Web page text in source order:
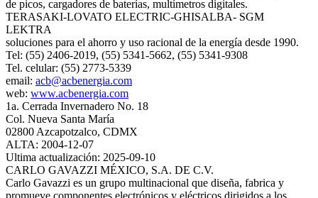
de picos, cargadores de baterías, multímetros digitales.
TERASAKI-LOVATO ELECTRIC-GHISALBA- SGM
LEKTRA
soluciones para el ahorro y uso racional de la energía desde 1990.
Tel: (55) 2406-2019, (55) 5341-5662, (55) 5341-9308
Tel. celular: (55) 2773-5339
email: acb@acbenergia.com
web: www.acbenergia.com
1a. Cerrada Invernadero No. 18
Col. Nueva Santa María
02800 Azcapotzalco, CDMX
ALTA: 2004-12-07
Ultima actualización: 2025-09-10
CARLO GAVAZZI MÉXICO, S.A. DE C.V.
Carlo Gavazzi es un grupo multinacional que diseña, fabrica y
promueve componentes electrónicos y eléctricos dirigidos a los